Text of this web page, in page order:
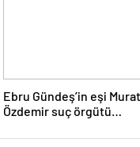
Ebru Gündeş’in eşi Murat
Özdemir suç örgütü